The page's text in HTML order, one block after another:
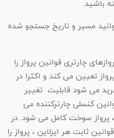
باشید.
مسیر و تاریخ جستجو شده
چارتری قوانین پرواز را
تعیین می کند و اکثرا در
می شود قابلیت تغییر
کنسلی چارترکننده می
پرواز سوخت کامل می شود. در
ثابت هر ایرلاین ، پرواز را